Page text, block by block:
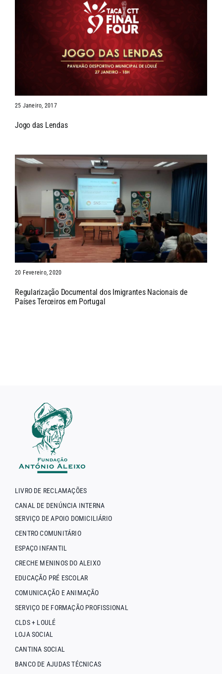
25 Janeiro, 2017
Jogo das Lendas
20 Fevereiro, 2020
Regularização Documental dos Imigrantes Nacionais de
Países Terceiros em Portugal
LIVRO DE RECLAMAÇÕES
CANAL DE DENÚNCIA INTERNA
SERVIÇO DE APOIO DOMICILIÁRIO
CENTRO COMUNITÁRIO
ESPAÇO INFANTIL
CRECHE MENINOS DO ALEIXO
EDUCAÇÃO PRÉ ESCOLAR
COMUNICAÇÃO E ANIMAÇÃO
SERVIÇO DE FORMAÇÃO PROFISSIONAL
CLDS + LOULÉ
LOJA SOCIAL
CANTINA SOCIAL
BANCO DE AJUDAS TÉCNICAS